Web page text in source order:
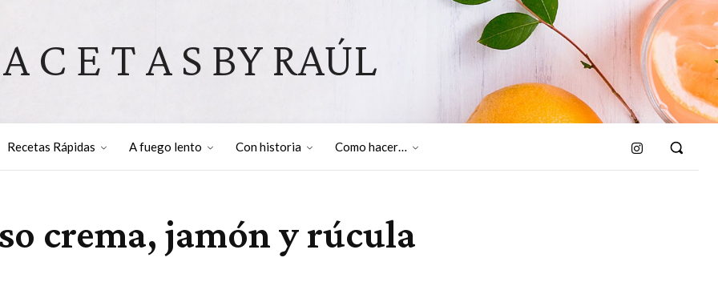
C E T A S BY RAÚL
Recetas Rápidas A fuego lento Con historia Como hacer…
crema, jamón y rúcula